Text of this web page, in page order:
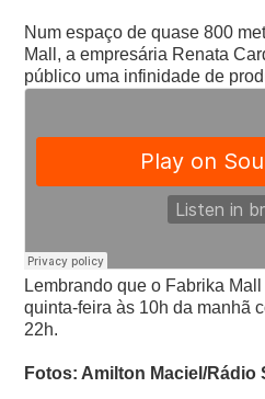
Num espaço de quase 800
Mall, a empresária Renata
público uma infinidade de
Lembrando que o Fabrika
quinta-feira às 10h da manhã
22h.
Fotos: Amilton Maciel/Rádio